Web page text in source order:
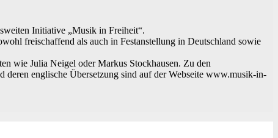
Initiative „Musik in Freiheit“.
freischaffend als auch in Festanstellung in Deutschland sowie
wie Julia Neigel oder Markus Stockhausen. Zu den
englische Übersetzung sind auf der Webseite www.musik-in-